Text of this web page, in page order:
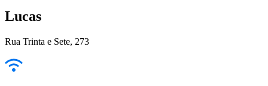
Lucas
Rua Trinta e Sete, 273